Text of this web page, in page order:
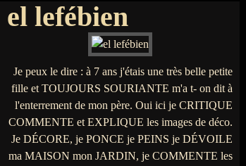
el lefébien
Je peux le dire : à 7 ans j'étais une très belle petite
fille et TOUJOURS SOURIANTE m'a t- on dit à
l'enterrement de mon père. Oui ici je CRITIQUE
COMMENTE et EXPLIQUE les images de déco.
Je DÉCORE, je PONCE je PEINS je DÉVOILE
ma MAISON mon JARDIN, je COMMENTE les